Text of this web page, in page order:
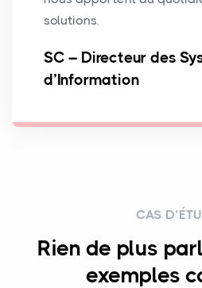
solutions.
SC – Directeur des
d’Information
CAS
Rien de plus
exemples